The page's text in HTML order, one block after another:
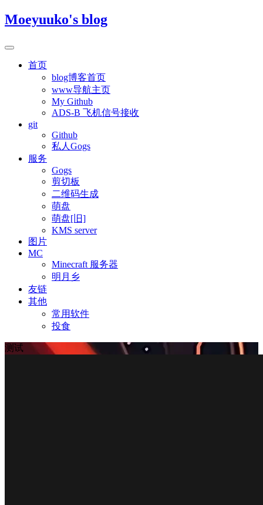
Moeyuuko's blog
首页
blog博客首页
www导航主页
My Github
ADS-B 飞机信号接收
git
Github
私人Gogs
服务
Gogs
剪切板
二维码生成
萌盘
萌盘[旧]
KMS server
图片
MC
Minecraft 服务器
明月乡
友链
其他
常用软件
投食
测试